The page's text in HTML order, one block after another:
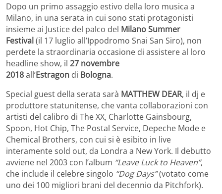
Dopo un primo assaggio estivo della loro musica a
Milano, in una serata in cui sono stati protagonisti
insieme ai Justice del palco del Milano Summer
Festival (il 17 luglio all’Ippodromo Snai San Siro), non
perdete la straordinaria occasione di assistere al loro
headline show, il 27 novembre
2018all’Estragon di Bologna.
Special guest della serata sarà MATTHEW DEAR, il dj e
produttore statunitense, che vanta collaborazioni con
artisti del calibro di The XX, Charlotte Gainsbourg,
Spoon, Hot Chip, The Postal Service, Depeche Mode e
Chemical Brothers, con cui si è esibito in live
interamente sold out, da Londra a New York. Il debutto
avviene nel 2003 con l’album “Leave Luck to Heaven”,
che include il celebre singolo “Dog Days”(votato come
uno dei 100 migliori brani del decennio da Pitchfork).